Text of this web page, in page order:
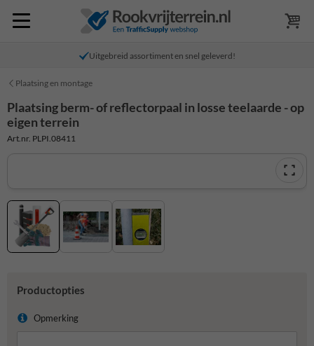
Uitgebreid assortiment en snel geleverd!
Plaatsing en montage
Plaatsing berm- of reflectorpaal in losse teelaarde - op
eigen terrein
Art.nr. PLPI.08411
Productopties
Opmerking